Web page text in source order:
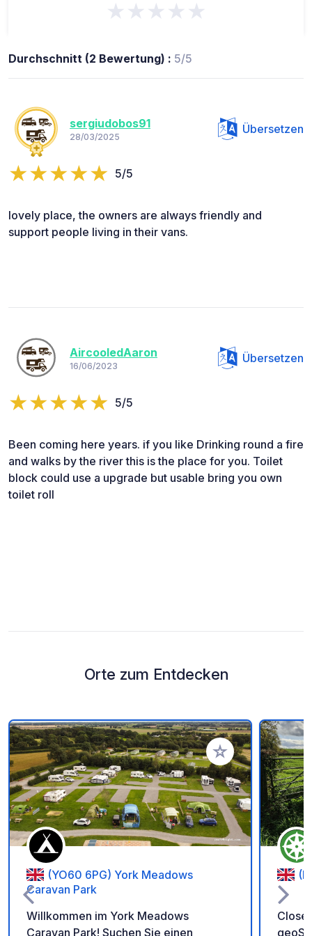
★★★★★
Durchschnitt (2 Bewertung) : 5/5
sergiudobos91
28/03/2025
Übersetzen
5/5
lovely place, the owners are always friendly and
support people living in their vans.
AircooledAaron
16/06/2023
Übersetzen
5/5
Been coming here years. if you like Drinking round a fire
and walks by the river this is the place for you. Toilet
block could use a upgrade but usable bring you own
toilet roll
Orte zum Entdecken
Zu Ihren Favoriten
(YO60 6PG) York Meadows
Caravan Park
Willkommen im York Meadows
Caravan Park! Suchen Sie einen